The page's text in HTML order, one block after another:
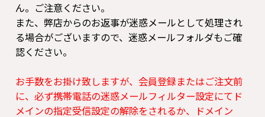
ん。ご注意ください。
また、弊店からのお返事が迷惑メールとして処理され
る場合がございますので、迷惑メールフォルダもご確
認ください。
お手数をお掛け致しますが、会員登録またはご注文前
に、必ず携帯電話の迷惑メールフィルター設定にてド
メインの指定受信設定の解除をされるか、ドメイン